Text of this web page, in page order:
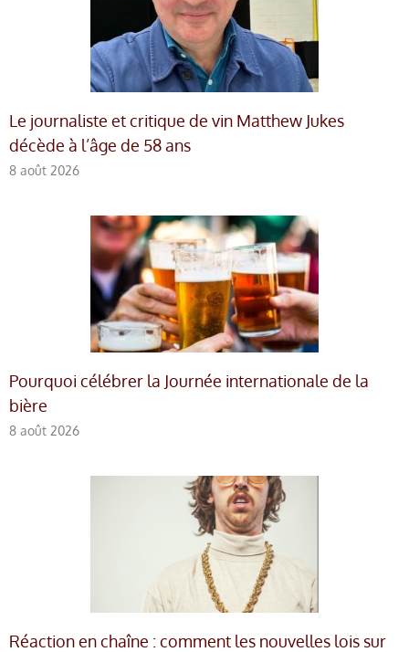
Le journaliste et critique de vin Matthew Jukes
décède à l’âge de 58 ans
8 août 2026
Pourquoi célébrer la Journée internationale de la
bière
8 août 2026
Réaction en chaîne : comment les nouvelles lois sur